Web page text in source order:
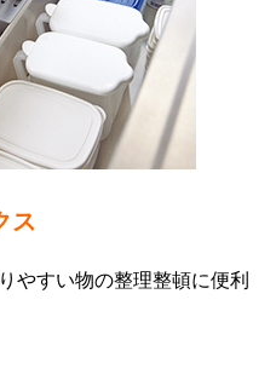
ス
やすい物の整理整頓に便利